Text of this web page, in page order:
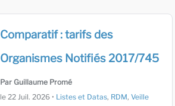
Comparatif : tarifs des
Organismes Notifiés 2017/745
Par Guillaume Promé
le 22 Juil. 2026 • Listes et Datas, RDM,Veille